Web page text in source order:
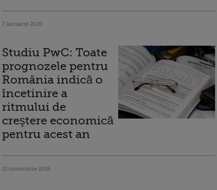
7 ianuarie 2020
Studiu PwC: Toate
prognozele pentru
România indică o
încetinire a
ritmului de
creştere economică
pentru acest an
21 noiembrie 2018